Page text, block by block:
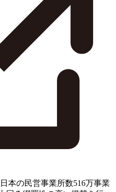
本の民営事業所数516万事業